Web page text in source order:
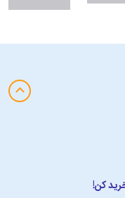
کن!